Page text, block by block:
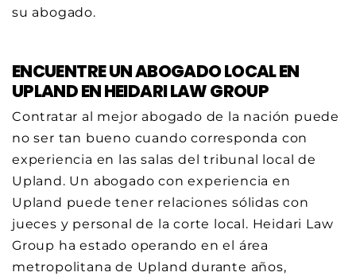
su abogado.
ENCUENTRE UN ABOGADO LOCAL EN
UPLAND EN HEIDARI LAW GROUP
Contratar al mejor abogado de la nación puede
no ser tan bueno cuando corresponda con
experiencia en las salas del tribunal local de
Upland. Un abogado con experiencia en
Upland puede tener relaciones sólidas con
jueces y personal de la corte local. Heidari Law
Group ha estado operando en el área
metropolitana de Upland durante años,